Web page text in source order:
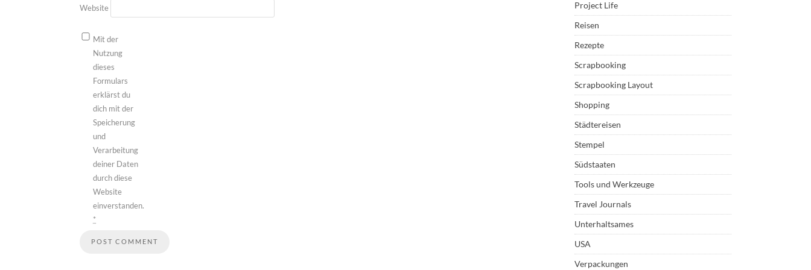
Website
Mit der
Nutzung
dieses
Formulars
erklärst du
dich mit der
Speicherung
und
Verarbeitung
deiner Daten
durch diese
Website
einverstanden.
*
Project Life
Reisen
Rezepte
Scrapbooking
Scrapbooking Layout
Shopping
Städtereisen
Stempel
Südstaaten
Tools und Werkzeuge
Travel Journals
Unterhaltsames
USA
Verpackungen